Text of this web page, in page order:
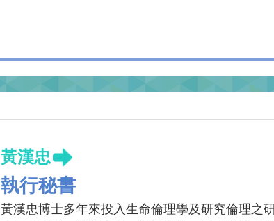
黃漢忠
執行秘書
黃漢忠博士多年來投入生命倫理學及研究倫理之